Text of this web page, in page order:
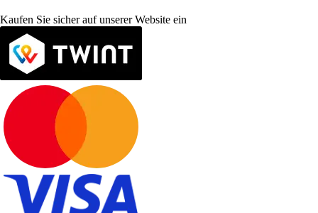
Kaufen Sie sicher auf unserer Website ein